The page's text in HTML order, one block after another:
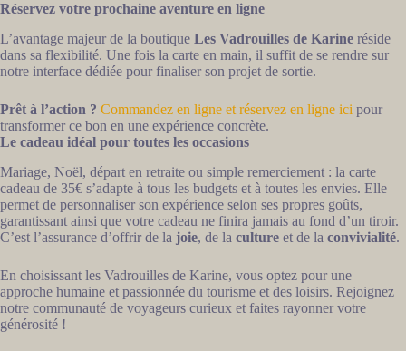
Réservez votre prochaine aventure en ligne
L’avantage majeur de la boutique Les Vadrouilles de Karine réside
dans sa flexibilité. Une fois la carte en main, il suffit de se rendre sur
notre interface dédiée pour finaliser son projet de sortie.
Prêt à l’action ? Commandez en ligne et réservez en ligne ici pour
transformer ce bon en une expérience concrète.
Le cadeau idéal pour toutes les occasions
Mariage, Noël, départ en retraite ou simple remerciement : la carte
cadeau de 35€ s’adapte à tous les budgets et à toutes les envies. Elle
permet de personnaliser son expérience selon ses propres goûts,
garantissant ainsi que votre cadeau ne finira jamais au fond d’un tiroir.
C’est l’assurance d’offrir de la joie, de la culture et de la convivialité.
En choisissant les Vadrouilles de Karine, vous optez pour une
approche humaine et passionnée du tourisme et des loisirs. Rejoignez
notre communauté de voyageurs curieux et faites rayonner votre
générosité !